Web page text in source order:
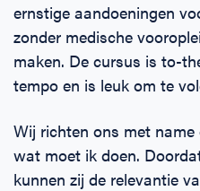
ernstige aandoeningen
zonder medische
maken. De cursus is to-
tempo en is leuk om te
Wij richten ons met
wat moet ik doen.
kunnen zij de relevantie